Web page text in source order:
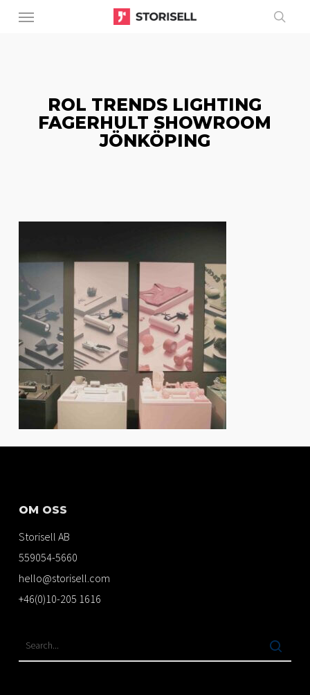
Menu
ROL TRENDS LIGHTING
FAGERHULT SHOWROOM
JÖNKÖPING
OM OSS
Storisell AB
559054-5660
hello@storisell.com
+46(0)10-205 1616